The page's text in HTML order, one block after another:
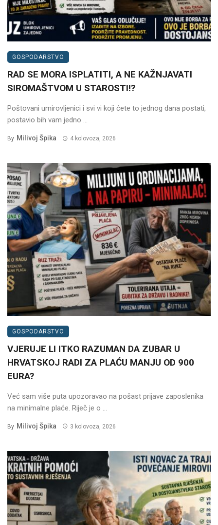
GOSPODARSTVO
RAD SE MORA ISPLATITI, A NE KAŽNJAVATI
SIROMAŠTVOM U STAROSTI!?
Poštovani umirovljenici i svi vi koji ćete to jednog dana postati,
postavio bih vam jedno ...
By Milivoj Špika 4 kolovoza, 2026
GOSPODARSTVO
VJERUJE LI ITKO RAZUMAN DA ZUBAR U
HRVATSKOJ RADI ZA PLAĆU MANJU OD 900
EURA?
Već sam više puta upozoravao na pošast prijave zaposlenika
na minimalne plaće. Riječ je o ...
By Milivoj Špika 3 kolovoza, 2026